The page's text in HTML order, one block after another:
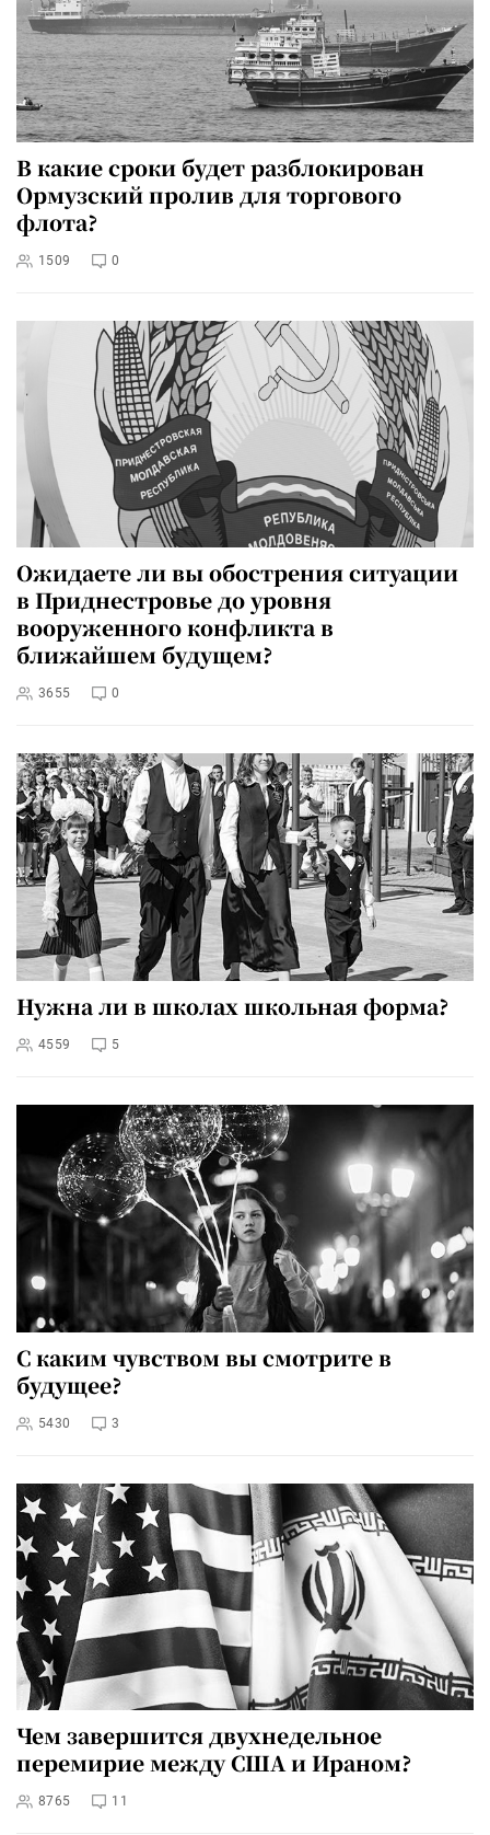
В какие сроки будет разблокирован
Ормузский пролив для торгового
флота?
1509 0
Ожидаете ли вы обострения ситуации
в Приднестровье до уровня
вооруженного конфликта в
ближайшем будущем?
3655 0
Нужна ли в школах школьная форма?
4559 5
С каким чувством вы смотрите в
будущее?
5430 3
Чем завершится двухнедельное
перемирие между США и Ираном?
8765 11